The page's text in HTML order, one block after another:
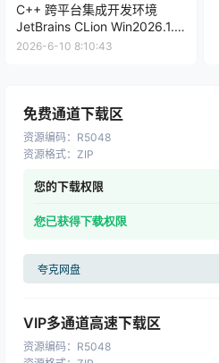
C++ 跨平台集成开发环境
JetBrains CLion Win2026.1.2
/ Mac2025.2.2 | 软件个锤子 |
2026-6-10 8:10:43
免费通道下载区
资源编码： R5048
资源格式： ZIP
您的下载权限
您已获得下载权限
夸克网盘
VIP多通道高速下载区
资源编码： R5048